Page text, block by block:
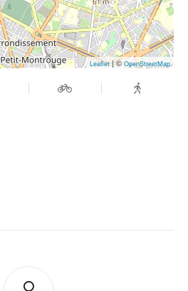
Leaflet| ©OpenStreetMap